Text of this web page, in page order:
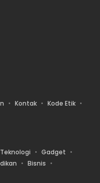
Kontak
Kode Etik
Teknologi
Gadget
Bisnis